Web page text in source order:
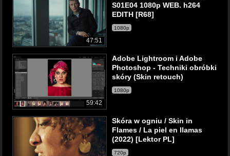
47:51
S01E04 1080p WEB. h264
EDITH [R68]
1080p
59:42
Adobe Lightroom i Adobe
Photoshop - Techniki obróbki
skóry (Skin retouch)
1080p
Skóra w ogniu / Skin in
Flames / La piel en llamas
(2022) [Lektor PL]
720p